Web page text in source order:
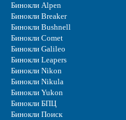
Бинокли Alpen
Бинокли Breaker
Бинокли Bushnell
Бинокли Comet
Бинокли Galileo
Бинокли Leapers
Бинокли Nikon
Бинокли Nikula
Бинокли Yukon
Бинокли БПЦ
Бинокли Поиск